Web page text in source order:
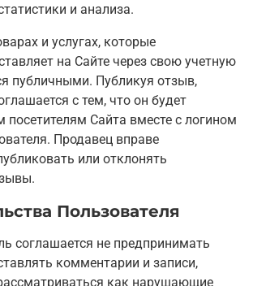
и анализа.
и услугах, которые
на Сайте через свою учетную
публичными. Публикуя отзыв,
с тем, что он будет
посетителям Сайта вместе с логином
Продавец вправе
или отклонять
Пользователя
соглашается не предпринимать
комментарии и записи,
как нарушающие